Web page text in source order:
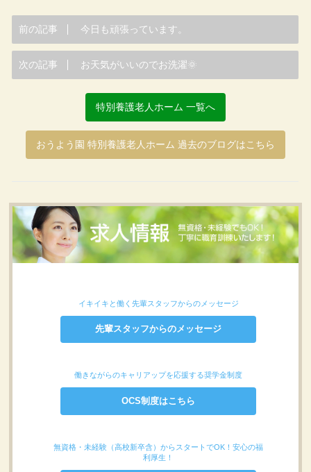
前の記事 今日も頑張っています。
次の記事 お天気がいいのでお洗濯🌞
特別養護老人ホーム 一覧へ
おうよう園 特別養護老人ホーム 過去のブログはこちら
イキイキと働く先輩スタッフからのメッセージ
先輩スタッフからのメッセージ
働きながらのキャリアップを応援する奨学金制度
OCS制度はこちら
無資格・未経験（高校新卒含）からスタートでOK！安心の福
利厚生！